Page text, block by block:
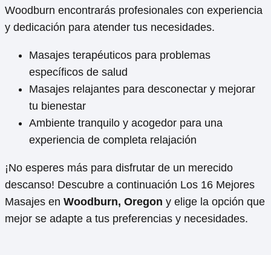
Woodburn encontrarás profesionales con experiencia
y dedicación para atender tus necesidades.
Masajes terapéuticos para problemas
específicos de salud
Masajes relajantes para desconectar y mejorar
tu bienestar
Ambiente tranquilo y acogedor para una
experiencia de completa relajación
¡No esperes más para disfrutar de un merecido
descanso! Descubre a continuación Los 16 Mejores
Masajes en Woodburn, Oregon y elige la opción que
mejor se adapte a tus preferencias y necesidades.